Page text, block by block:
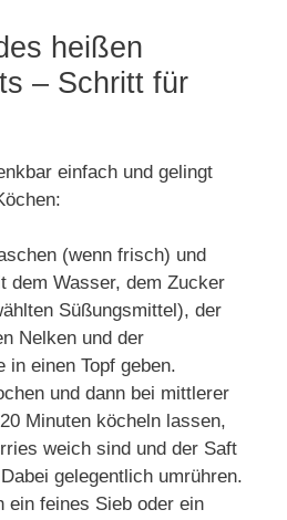
heißen
– Schritt für
einfach und gelingt
(wenn frisch) und
dem Wasser, dem Zucker
Süßungsmittel), der
Nelken und der
in einen Topf geben.
und dann bei mittlerer
Minuten köcheln lassen,
weich sind und der Saft
gelegentlich umrühren.
ein feines Sieb oder ein